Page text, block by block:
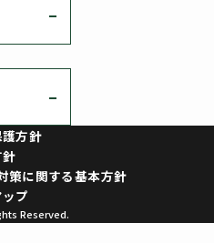
方針
策に関する基本方針
プ
Reserved.